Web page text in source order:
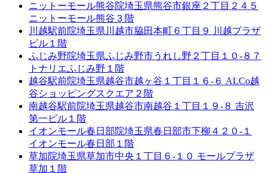
ニットーモール熊谷院埼玉県熊谷市銀座２丁目２４５
ニットーモール熊谷３階
川越駅前院埼玉県川越市脇田本町６丁目９ 川越プラザ
ビル１階
ふじみ野院埼玉県ふじみ野市うれし野２丁目１０-８７
トナリエふじみ野１階
越谷駅前院埼玉県越谷市越ヶ谷１丁目１６-６ ALCo越
谷ショッピングスクエア２階
南越谷駅前院埼玉県越谷市南越谷１丁目１９-８ 吉沢
第一ビル１階
イオンモール春日部院埼玉県春日部市下柳４２０-１
イオンモール春日部１階
草加院埼玉県草加市中央１丁目６-１０ モールプラザ
草加１階